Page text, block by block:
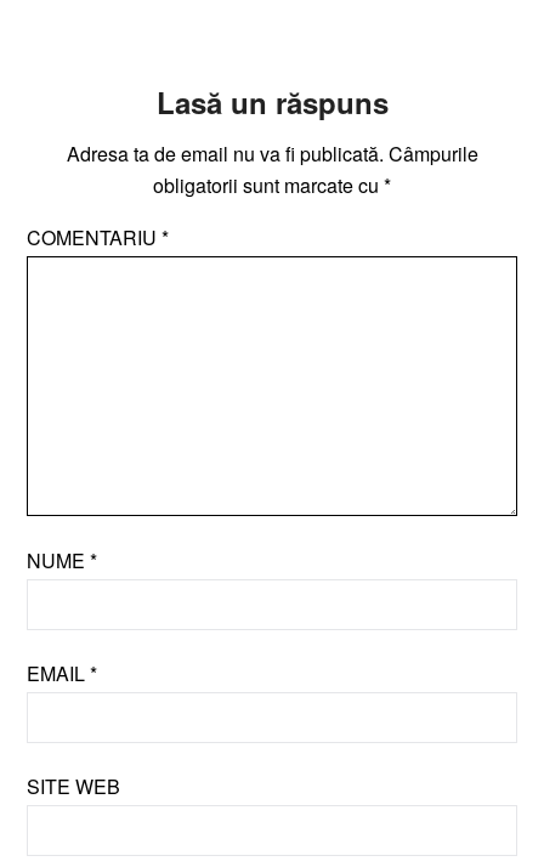
Lasă un răspuns
Adresa ta de email nu va fi publicată. Câmpurile
obligatorii sunt marcate cu *
COMENTARIU*
NUME*
EMAIL*
SITE WEB